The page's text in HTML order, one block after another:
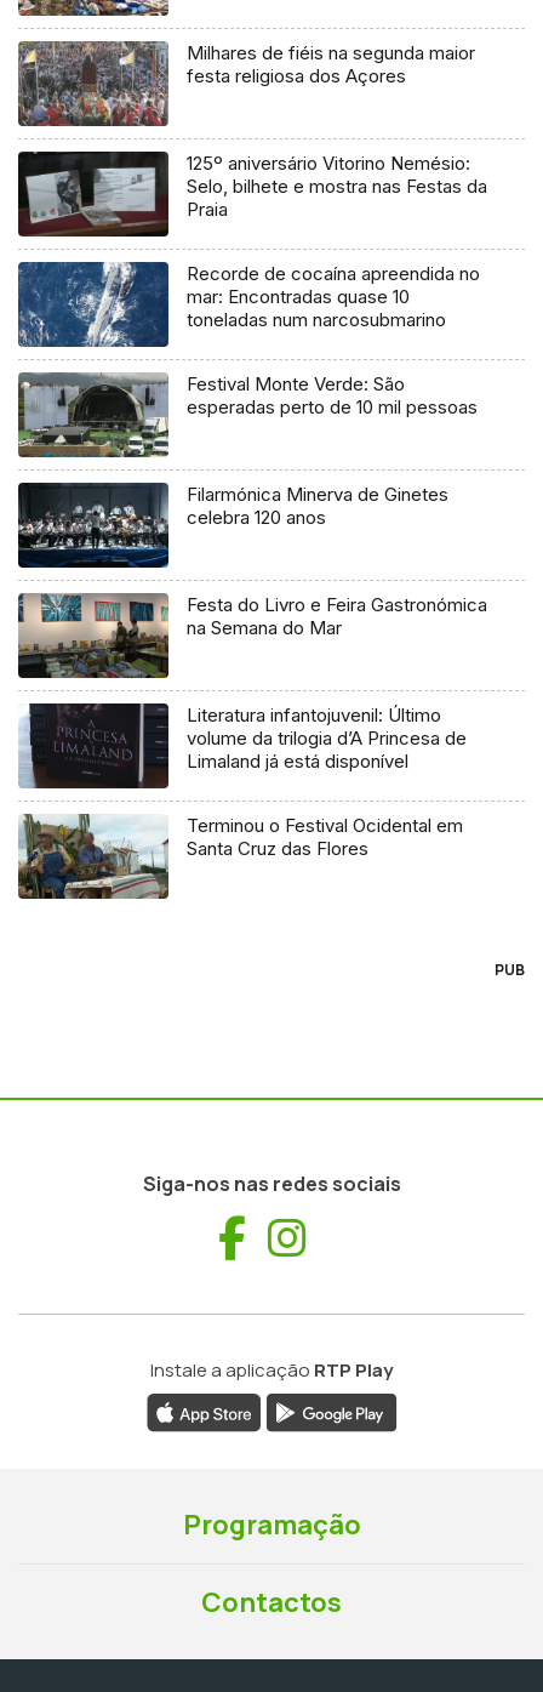
Milhares de fiéis na segunda maior
festa religiosa dos Açores
125º aniversário Vitorino Nemésio:
Selo, bilhete e mostra nas Festas da
Praia
Recorde de cocaína apreendida no
mar: Encontradas quase 10
toneladas num narcosubmarino
Festival Monte Verde: São
esperadas perto de 10 mil pessoas
Filarmónica Minerva de Ginetes
celebra 120 anos
Festa do Livro e Feira Gastronómica
na Semana do Mar
Literatura infantojuvenil: Último
volume da trilogia d’A Princesa de
Limaland já está disponível
Terminou o Festival Ocidental em
Santa Cruz das Flores
PUB
Siga-nos nas redes sociais
Facebook
Instale a aplicação RTP Play
Programação
Contactos